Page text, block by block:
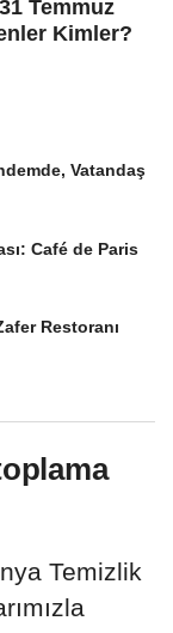
Temmuz
Kimler?
Vatandaş
Café de Paris
Restoranı
Temizlik